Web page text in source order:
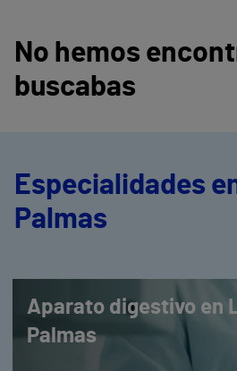
No hemos
buscabas
Especialidades
Palmas
Aparato digestivo en
Palmas